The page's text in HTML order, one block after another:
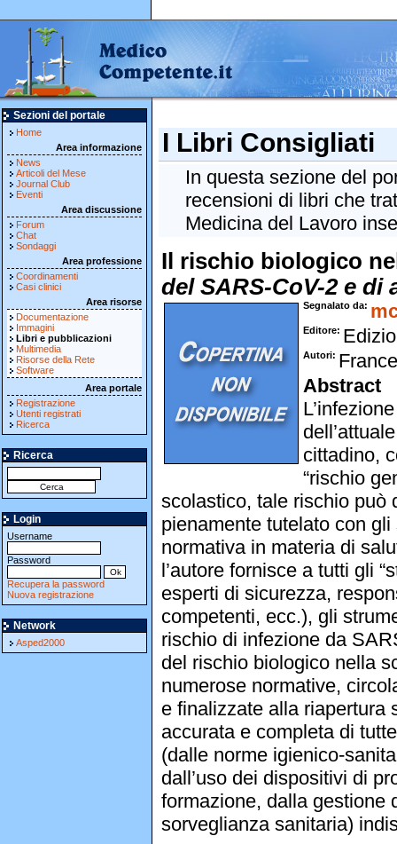
Sezioni del portale
Home
Area informazione
News
Articoli del Mese
Journal Club
Eventi
Area discussione
Forum
Chat
Sondaggi
Area professione
Coordinamenti
Casi clinici
Area risorse
Documentazione
Immagini
Libri e pubblicazioni
Multimedia
Risorse della Rete
Software
Area portale
Registrazione
Utenti registrati
Ricerca
Ricerca
Login
Username
Password
Recupera la password
Nuova registrazione
Network
Asped2000
I Libri Consigliati
In questa sezione del
recensioni di libri che
Medicina del Lavoro
Il rischio biologico
del SARS-CoV-2 e
Segnalato da
Editore
Autori
Abstract
cittadino,
“rischio
scolastico, tale rischio può
pienamente tutelato con
normativa in materia di
l’autore fornisce a tutti gli
esperti di sicurezza,
competenti, ecc.), gli
rischio di infezione da
del rischio biologico nella
numerose normative,
e finalizzate alla riapertura
accurata e completa di
(dalle norme igienico-
dall’uso dei dispositivi di
formazione, dalla gestione
sorveglianza sanitaria)